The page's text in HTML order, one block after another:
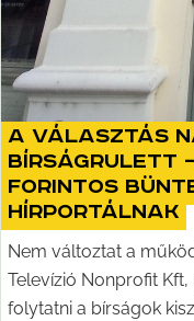
A választás
bírságrulett
forintos
hírportálnak
Nem változtat a
Televízió Nonprofit
folytatni a bírságok